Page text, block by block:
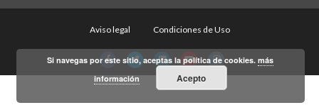
Aviso legal Condiciones de Uso
FacebookTwitterLinkedinYoutubeInstagram
Si navegas por este sitio, aceptas la política de cookies.más
información
Acepto